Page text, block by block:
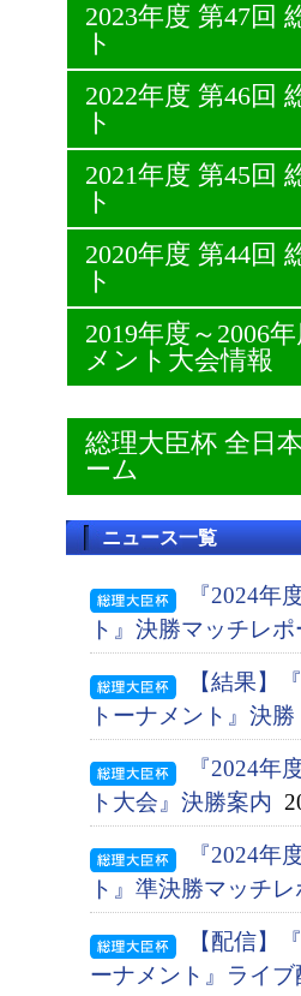
2023年度 第47回
ト
2022年度 第46回
ト
2021年度 第45回
ト
2020年度 第44回
ト
2019年度～2006
メント大会情報
総理大臣杯 全日
ーム
ニュース一覧
『2024年
ト』決勝マッチレポ
【結果】
トーナメント』決勝
『2024年
ト大会』決勝案内
『2024年
ト』準決勝マッチレ
【配信】
ーナメント』ライ